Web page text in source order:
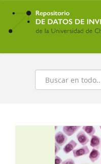
Ir
contenido
principal
Buscar